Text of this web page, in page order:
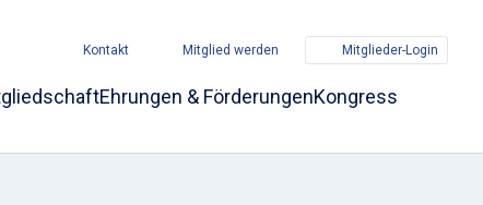
Kontakt Mitglied werden Mitglieder-Login
Ehrungen & FörderungenKongress